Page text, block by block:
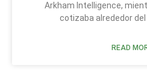
Arkham Intelligence,
cotizaba alrededor del
READ